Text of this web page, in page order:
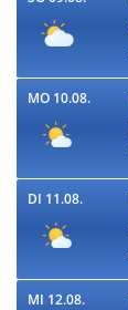
MO 10.08.
DI 11.08.
MI 12.08.